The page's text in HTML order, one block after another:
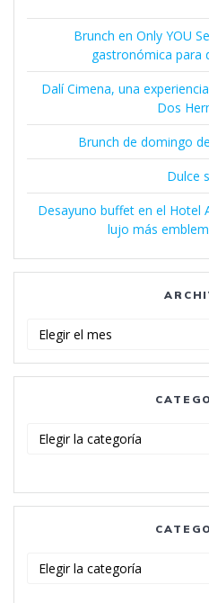
Brunch en Only YOU
gastronómica para
Dalí Cimena, una
Dos
Brunch de domingo
Dulce
Desayuno buffet en el Hotel
lujo más